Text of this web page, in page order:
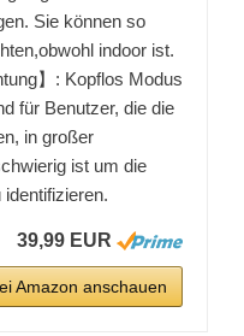
Sie können so
indoor ist.
】: Kopflos Modus
für Benutzer, die die
in großer
ist um die
39,99 EUR
Amazon anschauen